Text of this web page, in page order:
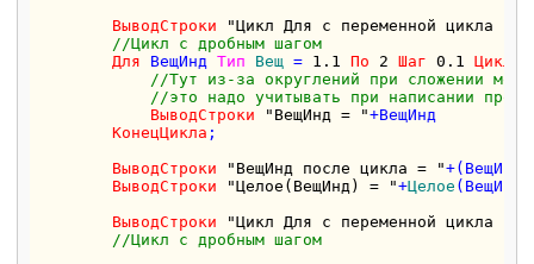
ВыводСтроки
"Цикл Для с переменной цикла
//Цикл с дробным шагом
Для ВещИнд Тип Вещ = 1.1 По 2 Шаг 0.1
Цикл
//Тут из-за округлений при сложении
//это надо учитывать при написании
ВыводСтроки
"ВещИнд = "+ВещИнд
КонецЦикла ;
ВыводСтроки
"ВещИнд после цикла = "+(ВещИнд)
ВыводСтроки
"Целое(ВещИнд) = "+Целое (ВещИнд)
ВыводСтроки
"Цикл Для с переменной цикла
//Цикл с дробным шагом